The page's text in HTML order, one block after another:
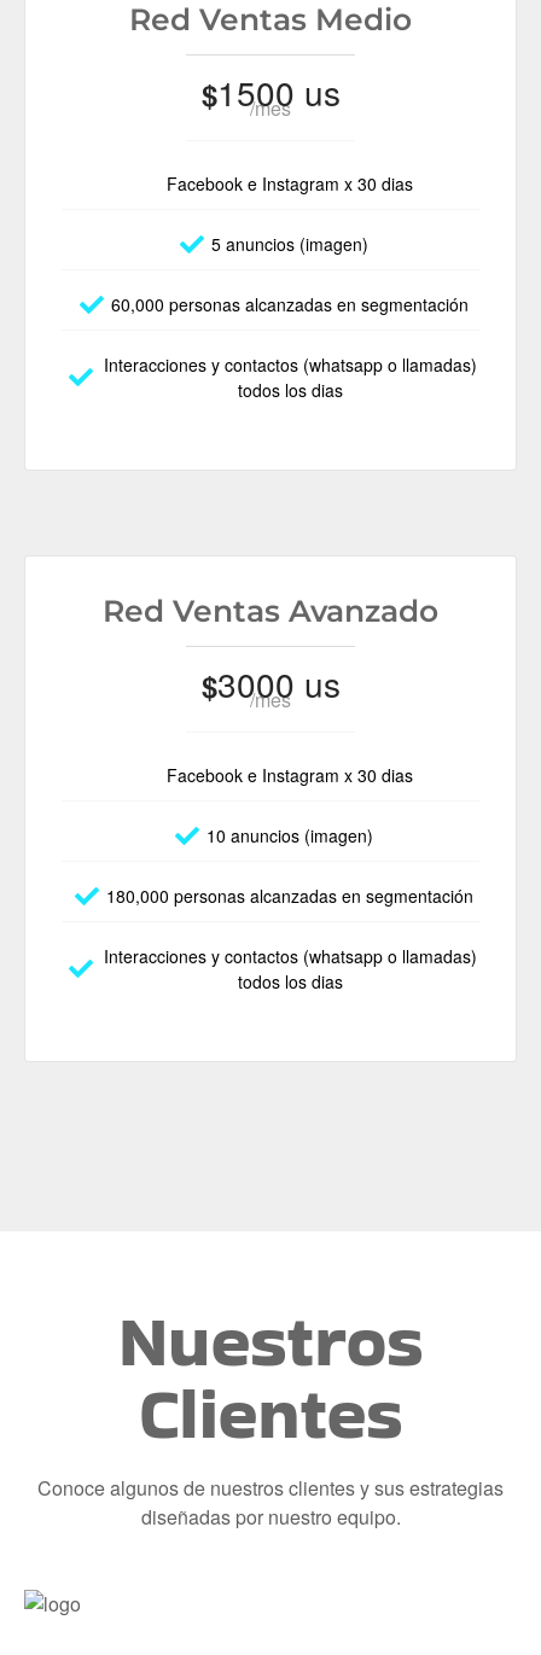
Red Ventas Medio
$1500 us
/mes
Facebook e Instagram x 30 dias
5 anuncios (imagen)
60,000 personas alcanzadas en segmentación
Interacciones y contactos (whatsapp o llamadas)
todos los dias
Red Ventas Avanzado
$3000 us
/mes
Facebook e Instagram x 30 dias
10 anuncios (imagen)
180,000 personas alcanzadas en segmentación
Interacciones y contactos (whatsapp o llamadas)
todos los dias
Nuestros
Clientes
Conoce algunos de nuestros clientes y sus estrategias
diseñadas por nuestro equipo.